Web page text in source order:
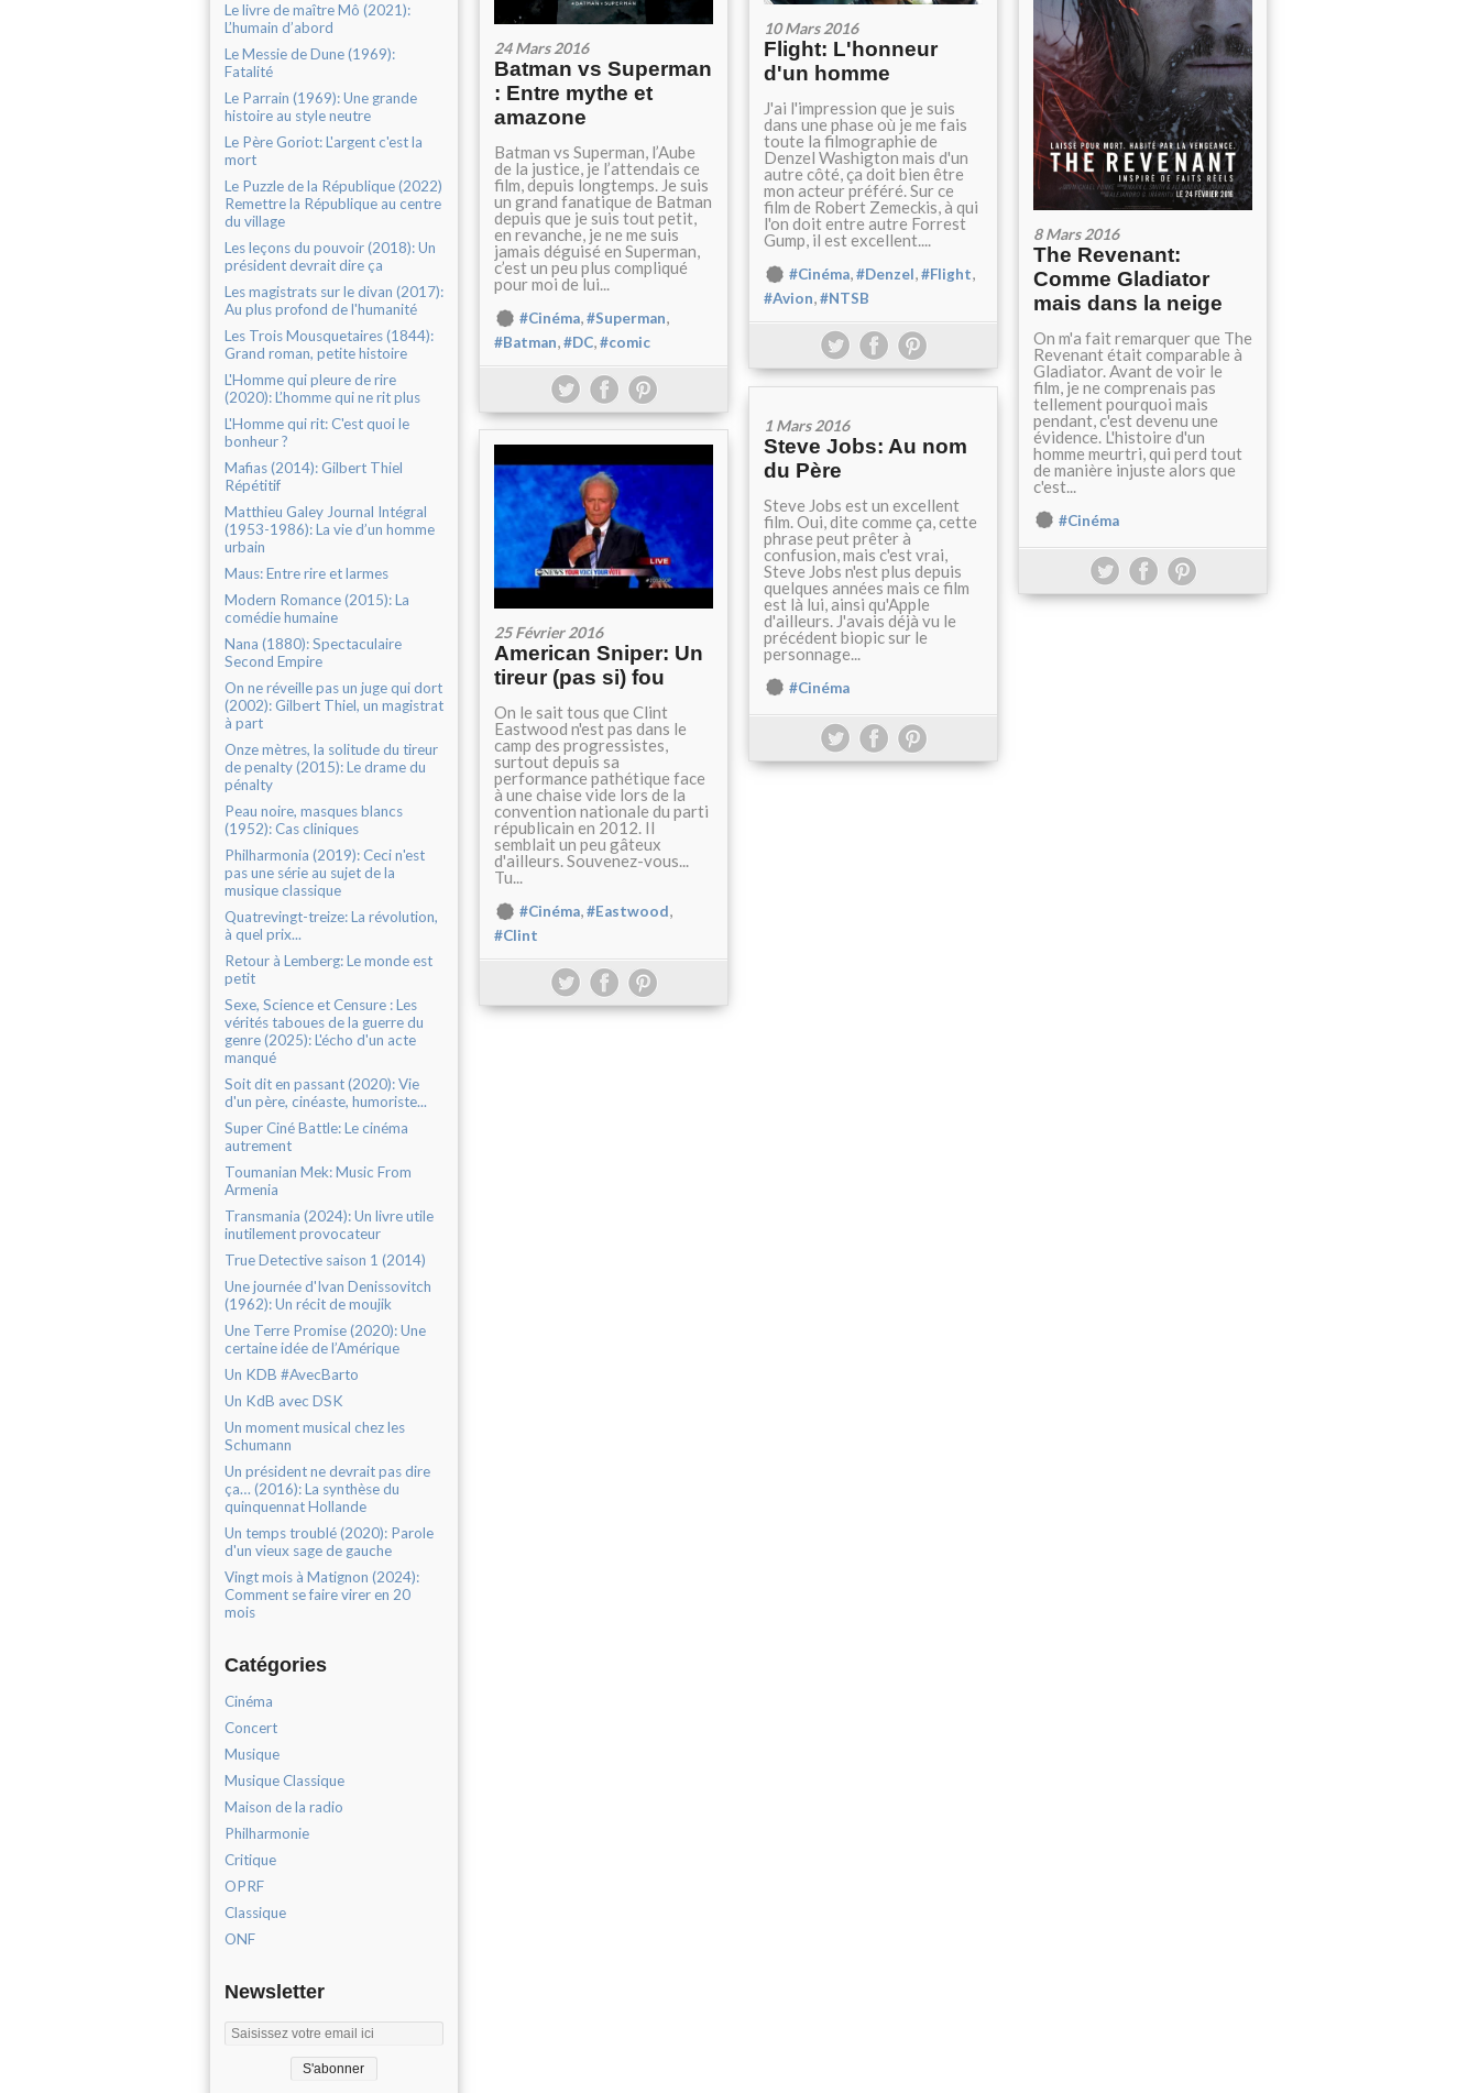
Le livre de maître Mô (2021):
L’humain d’abord
Le Messie de Dune (1969):
Fatalité
Le Parrain (1969): Une grande
histoire au style neutre
Le Père Goriot: L'argent c'est la
mort
Le Puzzle de la République (2022)
Remettre la République au centre
du village
Les leçons du pouvoir (2018): Un
président devrait dire ça
Les magistrats sur le divan (2017):
Au plus profond de l'humanité
Les Trois Mousquetaires (1844):
Grand roman, petite histoire
L'Homme qui pleure de rire
(2020): L’homme qui ne rit plus
L'Homme qui rit: C'est quoi le
bonheur ?
Mafias (2014): Gilbert Thiel
Répétitif
Matthieu Galey Journal Intégral
(1953-1986): La vie d’un homme
urbain
Maus: Entre rire et larmes
Modern Romance (2015): La
comédie humaine
Nana (1880): Spectaculaire
Second Empire
On ne réveille pas un juge qui dort
(2002): Gilbert Thiel, un magistrat
à part
Onze mètres, la solitude du tireur
de penalty (2015): Le drame du
pénalty
Peau noire, masques blancs
(1952): Cas cliniques
Philharmonia (2019): Ceci n'est
pas une série au sujet de la
musique classique
Quatrevingt-treize: La révolution,
à quel prix...
Retour à Lemberg: Le monde est
petit
Sexe, Science et Censure : Les
vérités taboues de la guerre du
genre (2025): L'écho d'un acte
manqué
Soit dit en passant (2020): Vie
d'un père, cinéaste, humoriste...
Super Ciné Battle: Le cinéma
autrement
Toumanian Mek: Music From
Armenia
Transmania (2024): Un livre utile
inutilement provocateur
True Detective saison 1 (2014)
Une journée d'Ivan Denissovitch
(1962): Un récit de moujik
Une Terre Promise (2020): Une
certaine idée de l’Amérique
Un KDB #AvecBarto
Un KdB avec DSK
Un moment musical chez les
Schumann
Un président ne devrait pas dire
ça… (2016): La synthèse du
quinquennat Hollande
Un temps troublé (2020): Parole
d'un vieux sage de gauche
Vingt mois à Matignon (2024):
Comment se faire virer en 20
mois
Catégories
Cinéma
Concert
Musique
Musique Classique
Maison de la radio
Philharmonie
Critique
OPRF
Classique
ONF
Newsletter
24 Mars 2016
Batman vs Superman
: Entre mythe et
amazone
Batman vs Superman, l’Aube
de la justice, je l’attendais ce
film, depuis longtemps. Je suis
un grand fanatique de Batman
depuis que je suis tout petit,
en revanche, je ne me suis
jamais déguisé en Superman,
c’est un peu plus compliqué
pour moi de lui...
#Cinéma,#Superman,
#Batman #DC #comic
10 Mars 2016
Flight: L'honneur
d'un homme
J'ai l'impression que je suis
dans une phase où je me fais
toute la filmographie de
Denzel Washigton mais d'un
autre côté, ça doit bien être
mon acteur préféré. Sur ce
film de Robert Zemeckis, à qui
l'on doit entre autre Forrest
Gump, il est excellent....
#Cinéma,#Denzel,#Flight,
#Avion,#NTSB
8 Mars 2016
The Revenant:
Comme Gladiator
mais dans la neige
On m'a fait remarquer que The
Revenant était comparable à
Gladiator. Avant de voir le
film, je ne comprenais pas
tellement pourquoi mais
pendant, c'est devenu une
évidence. L'histoire d'un
homme meurtri, qui perd tout
de manière injuste alors que
c'est...
#Cinéma
1 Mars 2016
Steve Jobs: Au nom
du Père
Steve Jobs est un excellent
film. Oui, dite comme ça, cette
phrase peut prêter à
confusion, mais c'est vrai,
Steve Jobs n'est plus depuis
quelques années mais ce film
est là lui, ainsi qu'Apple
d'ailleurs. J'avais déjà vu le
précédent biopic sur le
personnage...
#Cinéma
25 Février 2016
American Sniper: Un
tireur (pas si) fou
On le sait tous que Clint
Eastwood n'est pas dans le
camp des progressistes,
surtout depuis sa
performance pathétique face
à une chaise vide lors de la
convention nationale du parti
républicain en 2012. Il
semblait un peu gâteux
d'ailleurs. Souvenez-vous...
Tu...
#Cinéma,#Eastwood,
#Clint